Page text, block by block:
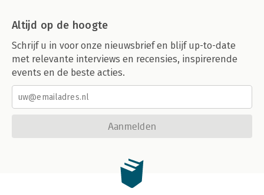
Altijd op de hoogte
Schrijf u in voor onze nieuwsbrief en blijf up-to-date
met relevante interviews en recensies, inspirerende
events en de beste acties.
Aanmelden